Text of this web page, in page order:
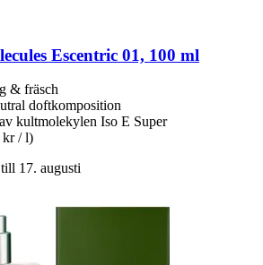
Escentric 01, 100 ml
& fräsch
doftkomposition
kultmolekylen Iso E Super
kr / l)
17. augusti